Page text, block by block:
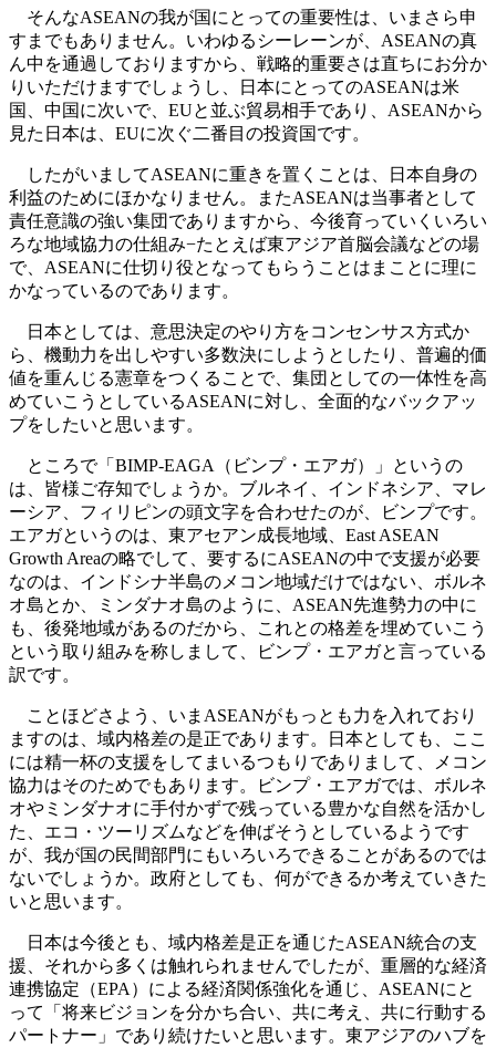
そんなASEANの我が国にとっての重要性は、いまさら申
すまでもありません。いわゆるシーレーンが、ASEANの真
ん中を通過しておりますから、戦略的重要さは直ちにお分か
りいただけますでしょうし、日本にとってのASEANは米
国、中国に次いで、EUと並ぶ貿易相手であり、ASEANから
見た日本は、EUに次ぐ二番目の投資国です。
したがいましてASEANに重きを置くことは、日本自身の
利益のためにほかなりません。またASEANは当事者として
責任意識の強い集団でありますから、今後育っていくいろい
ろな地域協力の仕組み−たとえば東アジア首脳会議などの場
で、ASEANに仕切り役となってもらうことはまことに理に
かなっているのであります。
日本としては、意思決定のやり方をコンセンサス方式か
ら、機動力を出しやすい多数決にしようとしたり、普遍的価
値を重んじる憲章をつくることで、集団としての一体性を高
めていこうとしているASEANに対し、全面的なバックアッ
プをしたいと思います。
ところで「BIMP-EAGA（ビンプ・エアガ）」というの
は、皆様ご存知でしょうか。ブルネイ、インドネシア、マレ
ーシア、フィリピンの頭文字を合わせたのが、ビンプです。
エアガというのは、東アセアン成長地域、East ASEAN
Growth Areaの略でして、要するにASEANの中で支援が必要
なのは、インドシナ半島のメコン地域だけではない、ボルネ
オ島とか、ミンダナオ島のように、ASEAN先進勢力の中に
も、後発地域があるのだから、これとの格差を埋めていこう
という取り組みを称しまして、ビンプ・エアガと言っている
訳です。
ことほどさよう、いまASEANがもっとも力を入れており
ますのは、域内格差の是正であります。日本としても、ここ
には精一杯の支援をしてまいるつもりでありまして、メコン
協力はそのためでもあります。ビンプ・エアガでは、ボルネ
オやミンダナオに手付かずで残っている豊かな自然を活かし
た、エコ・ツーリズムなどを伸ばそうとしているようです
が、我が国の民間部門にもいろいろできることがあるのでは
ないでしょうか。政府としても、何ができるか考えていきた
いと思います。
日本は今後とも、域内格差是正を通じたASEAN統合の支
援、それから多くは触れられませんでしたが、重層的な経済
連携協定（EPA）による経済関係強化を通じ、ASEANにと
って「将来ビジョンを分かち合い、共に考え、共に行動する
パートナー」であり続けたいと思います。東アジアのハブを